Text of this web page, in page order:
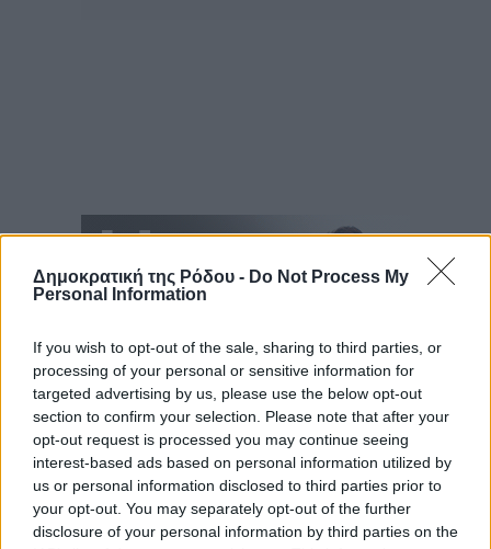
Δημοκρατική της Ρόδου - Do Not Process My
Personal Information
If you wish to opt-out of the sale, sharing to third parties, or
processing of your personal or sensitive information for
targeted advertising by us, please use the below opt-out
section to confirm your selection. Please note that after your
opt-out request is processed you may continue seeing
interest-based ads based on personal information utilized by
us or personal information disclosed to third parties prior to
your opt-out. You may separately opt-out of the further
disclosure of your personal information by third parties on the
Ροή ειδήσεων